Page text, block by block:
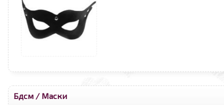
Бдсм / Маски